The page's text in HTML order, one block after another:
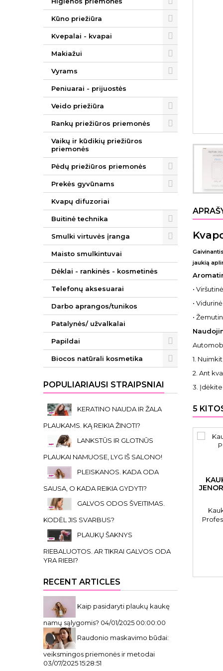
Kūno priežiūra
Kvepalai - kvapai
Makiažui
Vyrams
Peniuarai - prijuostės
Veido priežiūra
Rankų priežiūros priemonės
Vaikų ir kūdikių priežiūros
priemonės
Pėdų priežiūros priemonės
Prekės gyvūnams
Kvapų difuzoriai
Buitinė technika
Smulki virtuvės įranga
Maisto smulkintuvai
Dėklai - rankinės - kosmetinės
Telefonų aksesuarai
Darbo aprangos/tunikos
Patalynės/ užvalkalai
Papildai
Biocos natūrali kosmetika
POPULIARIAUSI STRAIPSNIAI
KERATINO NAUDA IR ŽALA
PLAUKAMS. KĄ REIKIA ŽINOTI?
LANKSTŪS IR GLOTNŪS
PLAUKAI NAMUOSE, LYG IŠ SALONO!
PLEISKANOS. KADA ODA
SAUSA, O KADA REIKIA GYDYTI?
GALVOS ODOS ŠVEITIMAS.
KODĖL JIS SVARBUS?
PLAUKŲ ŠAKNYS
RIEBALUOTOS. AR TIKRAI GALVOS ODA
YRA RIEBI?
RECENT ARTICLES
Kaip pasidaryti plaukų kaukę
namų sąlygomis? 04/01/2025 00:00:00
Raudonio maskavimo būdai:
veiksmingos priemonės ir metodai
03/07/2025 15:28:51
jaukią
•
•
•
1.
2. Ant
3.
5